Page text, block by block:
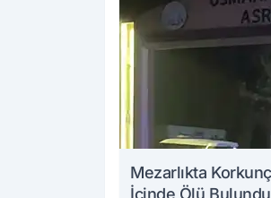
Mezarlıkta
İçinde Ölü Bulundu